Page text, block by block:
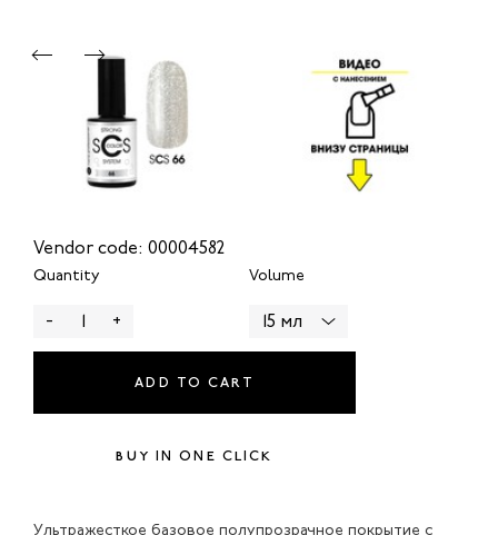
Vendor code: 00004582
Quantity
- +
Volume
15 мл
ADD TO CART
BUY IN ONE CLICK
Ультражесткое базовое полупрозрачное покрытие с